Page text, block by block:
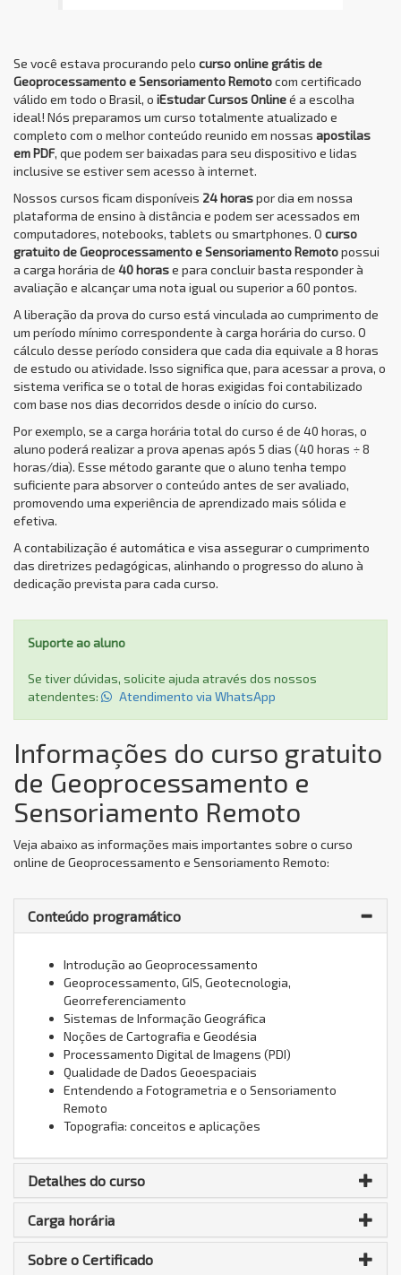
Se você estava procurando pelo curso online grátis de
Geoprocessamento e Sensoriamento Remotocom certificado
válido em todo o Brasil, o iEstudar Cursos Onlineé a escolha
ideal! Nós preparamos um curso totalmente atualizado e
completo com o melhor conteúdo reunido em nossas apostilas
em PDF, que podem ser baixadas para seu dispositivo e lidas
inclusive se estiver sem acesso à internet.
Nossos cursos ficam disponíveis 24 horaspor dia em nossa
plataforma de ensino à distância e podem ser acessados em
computadores, notebooks, tablets ou smartphones. O curso
gratuito de Geoprocessamento e Sensoriamento Remotopossui
a carga horária de 40 horase para concluir basta responder à
avaliação e alcançar uma nota igual ou superior a 60 pontos.
A liberação da prova do curso está vinculada ao cumprimento de
um período mínimo correspondente à carga horária do curso. O
cálculo desse período considera que cada dia equivale a 8 horas
de estudo ou atividade. Isso significa que, para acessar a prova, o
sistema verifica se o total de horas exigidas foi contabilizado
com base nos dias decorridos desde o início do curso.
Por exemplo, se a carga horária total do curso é de 40 horas, o
aluno poderá realizar a prova apenas após 5 dias (40 horas ÷ 8
horas/dia). Esse método garante que o aluno tenha tempo
suficiente para absorver o conteúdo antes de ser avaliado,
promovendo uma experiência de aprendizado mais sólida e
efetiva.
A contabilização é automática e visa assegurar o cumprimento
das diretrizes pedagógicas, alinhando o progresso do aluno à
dedicação prevista para cada curso.
Suporte ao aluno
Se tiver dúvidas, solicite ajuda através dos nossos
atendentes:
Atendimento via WhatsApp
Informações do curso gratuito
de Geoprocessamento e
Sensoriamento Remoto
Veja abaixo as informações mais importantes sobre o curso
online de Geoprocessamento e Sensoriamento Remoto:
Conteúdo programático
Introdução ao Geoprocessamento
Geoprocessamento, GIS, Geotecnologia,
Georreferenciamento
Sistemas de Informação Geográfica
Noções de Cartografia e Geodésia
Processamento Digital de Imagens (PDI)
Qualidade de Dados Geoespaciais
Entendendo a Fotogrametria e o Sensoriamento
Remoto
Topografia: conceitos e aplicações
Detalhes do curso
Carga horária
Sobre o Certificado